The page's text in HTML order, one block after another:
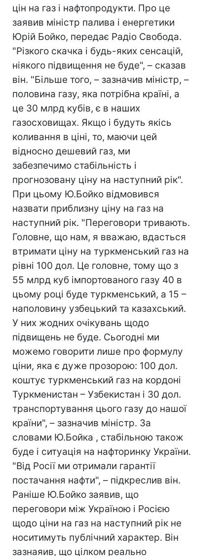
цін на газ і нафтопродукти. Про це
заявив міністр палива і енергетики
Юрій Бойко, передає Радіо Свобода.
"Різкого скачка і будь-яких сенсацій,
ніякого підвищення не буде", – сказав
він. "Більше того, – зазначив міністр, –
половина газу, яка потрібна країні, а
це 30 млрд кубів, є в наших
газосховищах. Якщо і будуть якісь
коливання в ціні, то, маючи цей
відносно дешевий газ, ми
забезпечимо стабільність і
прогнозовану ціну на наступний рік".
При цьому Ю.Бойко відмовився
назвати приблизну ціну на газ на
наступний рік. "Переговори тривають.
Головне, що нам, я вважаю, вдасться
втримати ціну на туркменський газ на
рівні 100 дол. Це головне, тому що з
55 млрд куб імпортованого газу 40 в
цьому році буде туркменський, а 15 –
наполовину узбецький та казахський.
У них жодних очікувань щодо
підвищень не буде. Сьогодні ми
можемо говорити лише про формулу
ціни, яка є дуже прозорою: 100 дол.
коштує туркменський газ на кордоні
Туркменистан – Узбекистан і 30 дол.
транспортування цього газу до нашої
країни", – зазначив міністр. За
словами Ю.Бойка , стабільною також
буде і ситуація на нафторинку України.
"Від Росії ми отримали гарантії
постачання нафти", – підкреслив він.
Раніше Ю.Бойко заявив, що
переговори між Україною і Росією
щодо ціни на газ на наступний рік не
носитимуть публічний характер. Він
зазнаяив, що цілком реально